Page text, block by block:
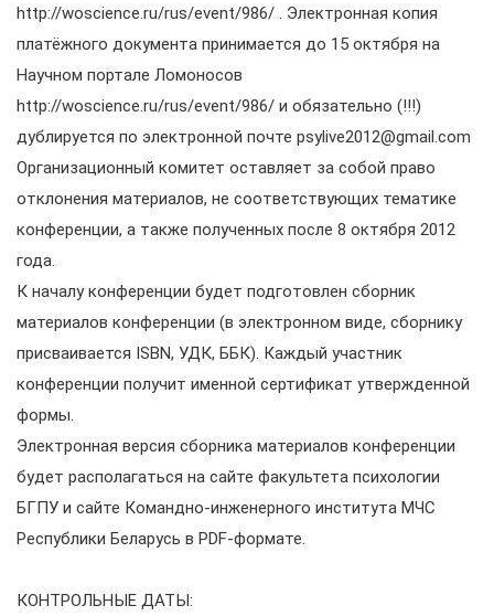
http://woscience.ru/rus/event/986/ . Электронная копия
платёжного документа принимается до 15 октября на
Научном портале Ломоносов
http://woscience.ru/rus/event/986/ и обязательно (!!!)
дублируется по электронной почте psylive2012@gmail.com
Организационный комитет оставляет за собой право
отклонения материалов, не соответствующих тематике
конференции, а также полученных после 8 октября 2012
года.
К началу конференции будет подготовлен сборник
материалов конференции (в электронном виде, сборнику
присваивается ISBN, УДК, ББК). Каждый участник
конференции получит именной сертификат утвержденной
формы.
Электронная версия сборника материалов конференции
будет располагаться на сайте факультета психологии
БГПУ и сайте Командно-инженерного института МЧС
Республики Беларусь в PDF-формате.
КОНТРОЛЬНЫЕ ДАТЫ: